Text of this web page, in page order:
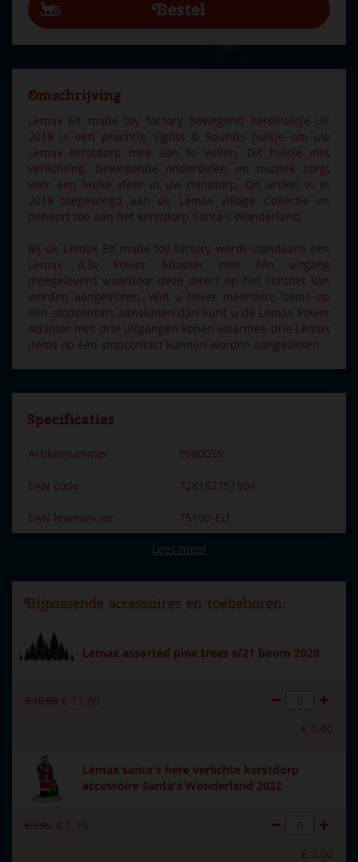
Omschrijving
Lemax Elf made toy factory bewegend kersthuisje uit
2018 is een prachtig Sights & Sounds huisje om uw
Lemax kerstdorp mee aan te vullen. Dit huisje met
verlichting, bewegende onderdelen en muziek zorgt
voor een leuke sfeer in uw minidorp. Dit artikel is in
2018 toegevoegd aan de Lemax Village Collectie en
behoort toe aan het kerstdorp Santa's Wonderland.
Bij de Lemax Elf made toy factory wordt standaard een
Lemax 4,5v Power Adapter met één uitgang
meegeleverd waardoor deze direct op het lichtnet kan
worden aangesloten. Wilt u liever meerdere items op
één stopcontact aansluiten dan kunt u de Lemax Power
Adapter met drie uitgangen kopen waarmee drie Lemax
items op één stopcontact kunnen worden aangesloten.
Specificaties
Artikelnummer 9980059
EAN code 728162751904
EAN leverancier 75190-EU
Lemax
Dorpsnaam Santa's Wonderland
Locatie 013-B
Soort Animaties (met beweging)
Met verlichting
Met muziek Ja
Lees meer
Bijpassende accessoires en toebehoren:
Lemax assorted pine trees s/21 boom 2020
€18,99 € 17,09
€ 0,00
Lemax santa's here verlichte kerstdorp
accessoire Santa's Wonderland 2022
€7,99 € 7, 19
€ 0,00